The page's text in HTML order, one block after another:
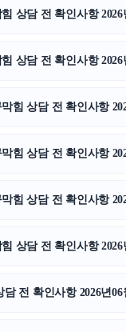
상담 전 확인사항 2026
상담 전 확인사항 2026
힘 상담 전 확인사항
힘 상담 전 확인사항
힘 상담 전 확인사항
상담 전 확인사항 2026
전 확인사항 2026년06